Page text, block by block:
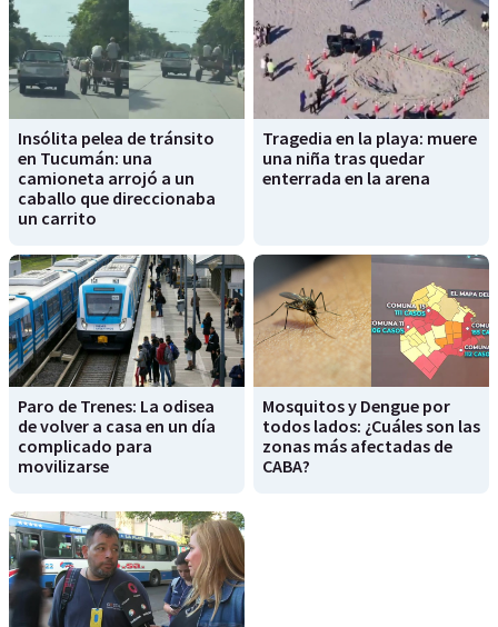
Insólita pelea de tránsito
en Tucumán: una
camioneta arrojó a un
caballo que direccionaba
un carrito
Tragedia en la playa: muere
una niña tras quedar
enterrada en la arena
Paro de Trenes: La odisea
de volver a casa en un día
complicado para
movilizarse
Mosquitos y Dengue por
todos lados: ¿Cuáles son las
zonas más afectadas de
CABA?